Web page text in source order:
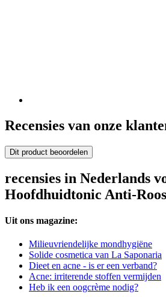
Recensies van onze
Dit product beoordelen
recensies in Nederlands
Hoofdhuidtonic Anti-Roos
Uit ons magazine:
Milieuvriendelijke mondhygiëne
Solide cosmetica van La Saponaria
Dieet en acne - is er een verband?
Acne: irriterende stoffen vermijden
Heb ik een oogcrème nodig?